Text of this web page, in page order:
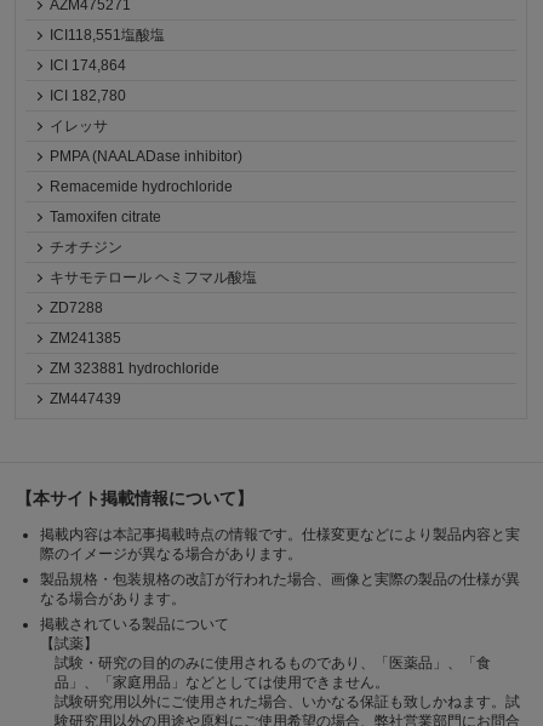
AZM475271
ICI118,551塩酸塩
ICI 174,864
ICI 182,780
イレッサ
PMPA (NAALADase inhibitor)
Remacemide hydrochloride
Tamoxifen citrate
チオチジン
キサモテロール ヘミフマル酸塩
ZD7288
ZM241385
ZM 323881 hydrochloride
ZM447439
【本サイト掲載情報について】
掲載内容は本記事掲載時点の情報です。仕様変更などにより製品内容と実
際のイメージが異なる場合があります。
製品規格・包装規格の改訂が行われた場合、画像と実際の製品の仕様が異
なる場合があります。
掲載されている製品について
【試薬】
試験・研究の目的のみに使用されるものであり、「医薬品」、「食
品」、「家庭用品」などとしては使用できません。
試験研究用以外にご使用された場合、いかなる保証も致しかねます。試
験研究用以外の用途や原料にご使用希望の場合、弊社営業部門にお問合